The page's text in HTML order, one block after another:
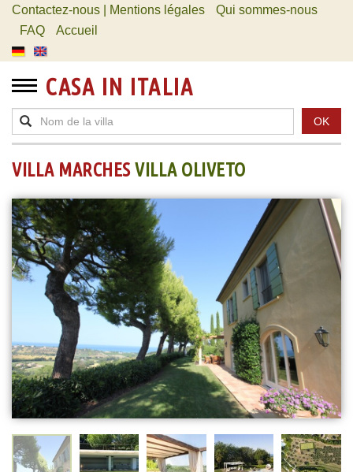
Contactez-nous | Mentions légales
Qui sommes-nous
FAQ
Accueil
CASA IN ITALIA
OK
VILLA MARCHESVILLA OLIVETO